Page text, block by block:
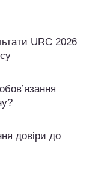
URC 2026
довіри до